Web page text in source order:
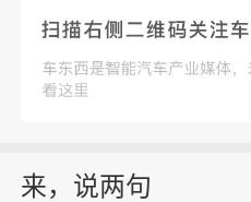
来，说两句